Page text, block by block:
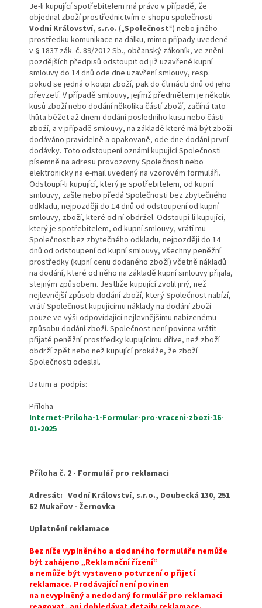
Je-li kupující spotřebitelem má právo v případě, že
objednal zboží prostřednictvím e-shopu společnosti
Vodní Království, s.r.o. („Společnost“) nebo jiného
prostředku komunikace na dálku, mimo případy uvedené
v § 1837 zák. č. 89/2012 Sb., občanský zákoník, ve znění
pozdějších předpisů odstoupit od již uzavřené kupní
smlouvy do 14 dnů ode dne uzavření smlouvy, resp.
pokud se jedná o koupi zboží, pak do čtrnácti dnů od jeho
převzetí. V případě smlouvy, jejímž předmětem je několik
kusů zboží nebo dodání několika částí zboží, začíná tato
lhůta běžet až dnem dodání posledního kusu nebo části
zboží, a v případě smlouvy, na základě které má být zboží
dodáváno pravidelně a opakovaně, ode dne dodání první
dodávky. Toto odstoupení oznámí kupující Společnosti
písemně na adresu provozovny Společnosti nebo
elektronicky na e-mail uvedený na vzorovém formuláři.
Odstoupí-li kupující, který je spotřebitelem, od kupní
smlouvy, zašle nebo předá Společnosti bez zbytečného
odkladu, nejpozději do 14 dnů od odstoupení od kupní
smlouvy, zboží, které od ní obdržel. Odstoupí-li kupující,
který je spotřebitelem, od kupní smlouvy, vrátí mu
Společnost bez zbytečného odkladu, nejpozději do 14
dnů od odstoupení od kupní smlouvy, všechny peněžní
prostředky (kupní cenu dodaného zboží) včetně nákladů
na dodání, které od něho na základě kupní smlouvy přijala,
stejným způsobem. Jestliže kupující zvolil jiný, než
nejlevnější způsob dodání zboží, který Společnost nabízí,
vrátí Společnost kupujícímu náklady na dodání zboží
pouze ve výši odpovídající nejlevnějšímu nabízenému
způsobu dodání zboží. Společnost není povinna vrátit
přijaté peněžní prostředky kupujícímu dříve, než zboží
obdrží zpět nebo než kupující prokáže, že zboží
Společnosti odeslal.
Datum a podpis:
Příloha
Internet-Priloha-1-Formular-pro-vraceni-zbozi-16-
01-2025
Příloha č. 2 - Formulář pro reklamaci
Adresát: Vodní Království, s.r.o., Doubecká 130, 251
62 Mukařov - Žernovka
Uplatnění reklamace
Bez níže vyplněného a dodaného formuláře nemůže
být zahájeno „Reklamační řízení“
a nemůže být vystaveno potvrzení o přijetí
reklamace. Prodávající není povinen
na nevyplněný a nedodaný formulář pro reklamaci